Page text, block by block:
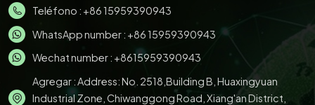
Teléfono : +86 15959390943
WhatsApp number : +86 15959390943
Wechat number : +8615959390943
Agregar : Address: No. 2518,Building B, Huaxingyuan
Industrial Zone, Chiwanggong Road, Xiang'an District,